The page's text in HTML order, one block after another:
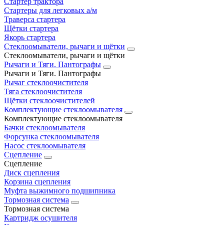
Стартеры для легковых а/м
Траверса стартера
Щётки стартера
Якорь стартера
Стеклоомыватели, рычаги и щётки
Стеклоомыватели, рычаги и щётки
Рычаги и Тяги. Пантографы
Рычаги и Тяги. Пантографы
Рычаг стеклоочистителя
Тяга стеклоочистителя
Щётки стеклоочистителей
Комплектующие стеклоомывателя
Комплектующие стеклоомывателя
Бачки стеклоомывателя
Форсунка стеклоомывателя
Насос стеклоомывателя
Сцепление
Сцепление
Диск сцепления
Корзина сцепления
Муфта выжимного подшипника
Тормозная система
Тормозная система
Картридж осушителя